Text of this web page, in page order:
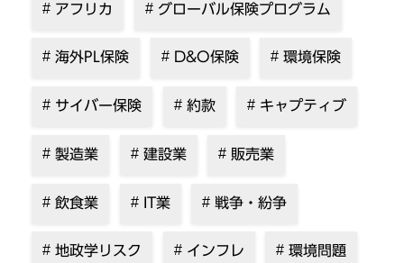
アフリカ グローバル保険プログラム
海外PL保険 D&O保険 環境保険
サイバー保険 約款 キャプティブ
製造業 建設業 販売業
飲食業 IT業 戦争・紛争
地政学リスク インフレ 環境問題